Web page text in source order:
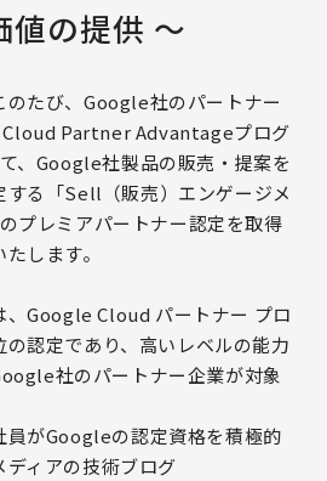
値の提供 〜
のたび、Google社のパートナー
Partner Advantageプログ
、Google社製品の販売・提案を
する「Sell（販売）エンゲージメ
プレミアパートナー認定を取得
します。
、Google Cloud パートナー プロ
認定であり、高いレベルの能力
社のパートナー企業が対象
員がGoogleの認定資格を積極的
ディアの技術ブログ